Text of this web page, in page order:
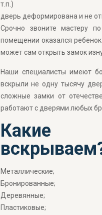
т.п.)
дверь деформирована и не
Срочно звоните мастеру
помещении оказался
может сам открыть замок
Наши специалисты имеют
вскрыли не одну тысячу
сложные замки от
работают с дверями любых
Какие
Металлические;
Бронированные;
Деревянные;
Пластиковые;